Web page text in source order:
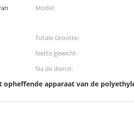
Model:
Totale Grootte:
Netto gewicht:
Na de dienst:
opheffende apparaat van de